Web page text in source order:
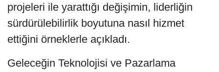
projeleri ile yarattığı değişimin, liderliğin
sürdürülebilirlik boyutuna nasıl hizmet
ettiğini örneklerle açıkladı.
Geleceğin Teknolojisi ve Pazarlama